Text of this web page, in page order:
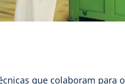
que colaboram para o